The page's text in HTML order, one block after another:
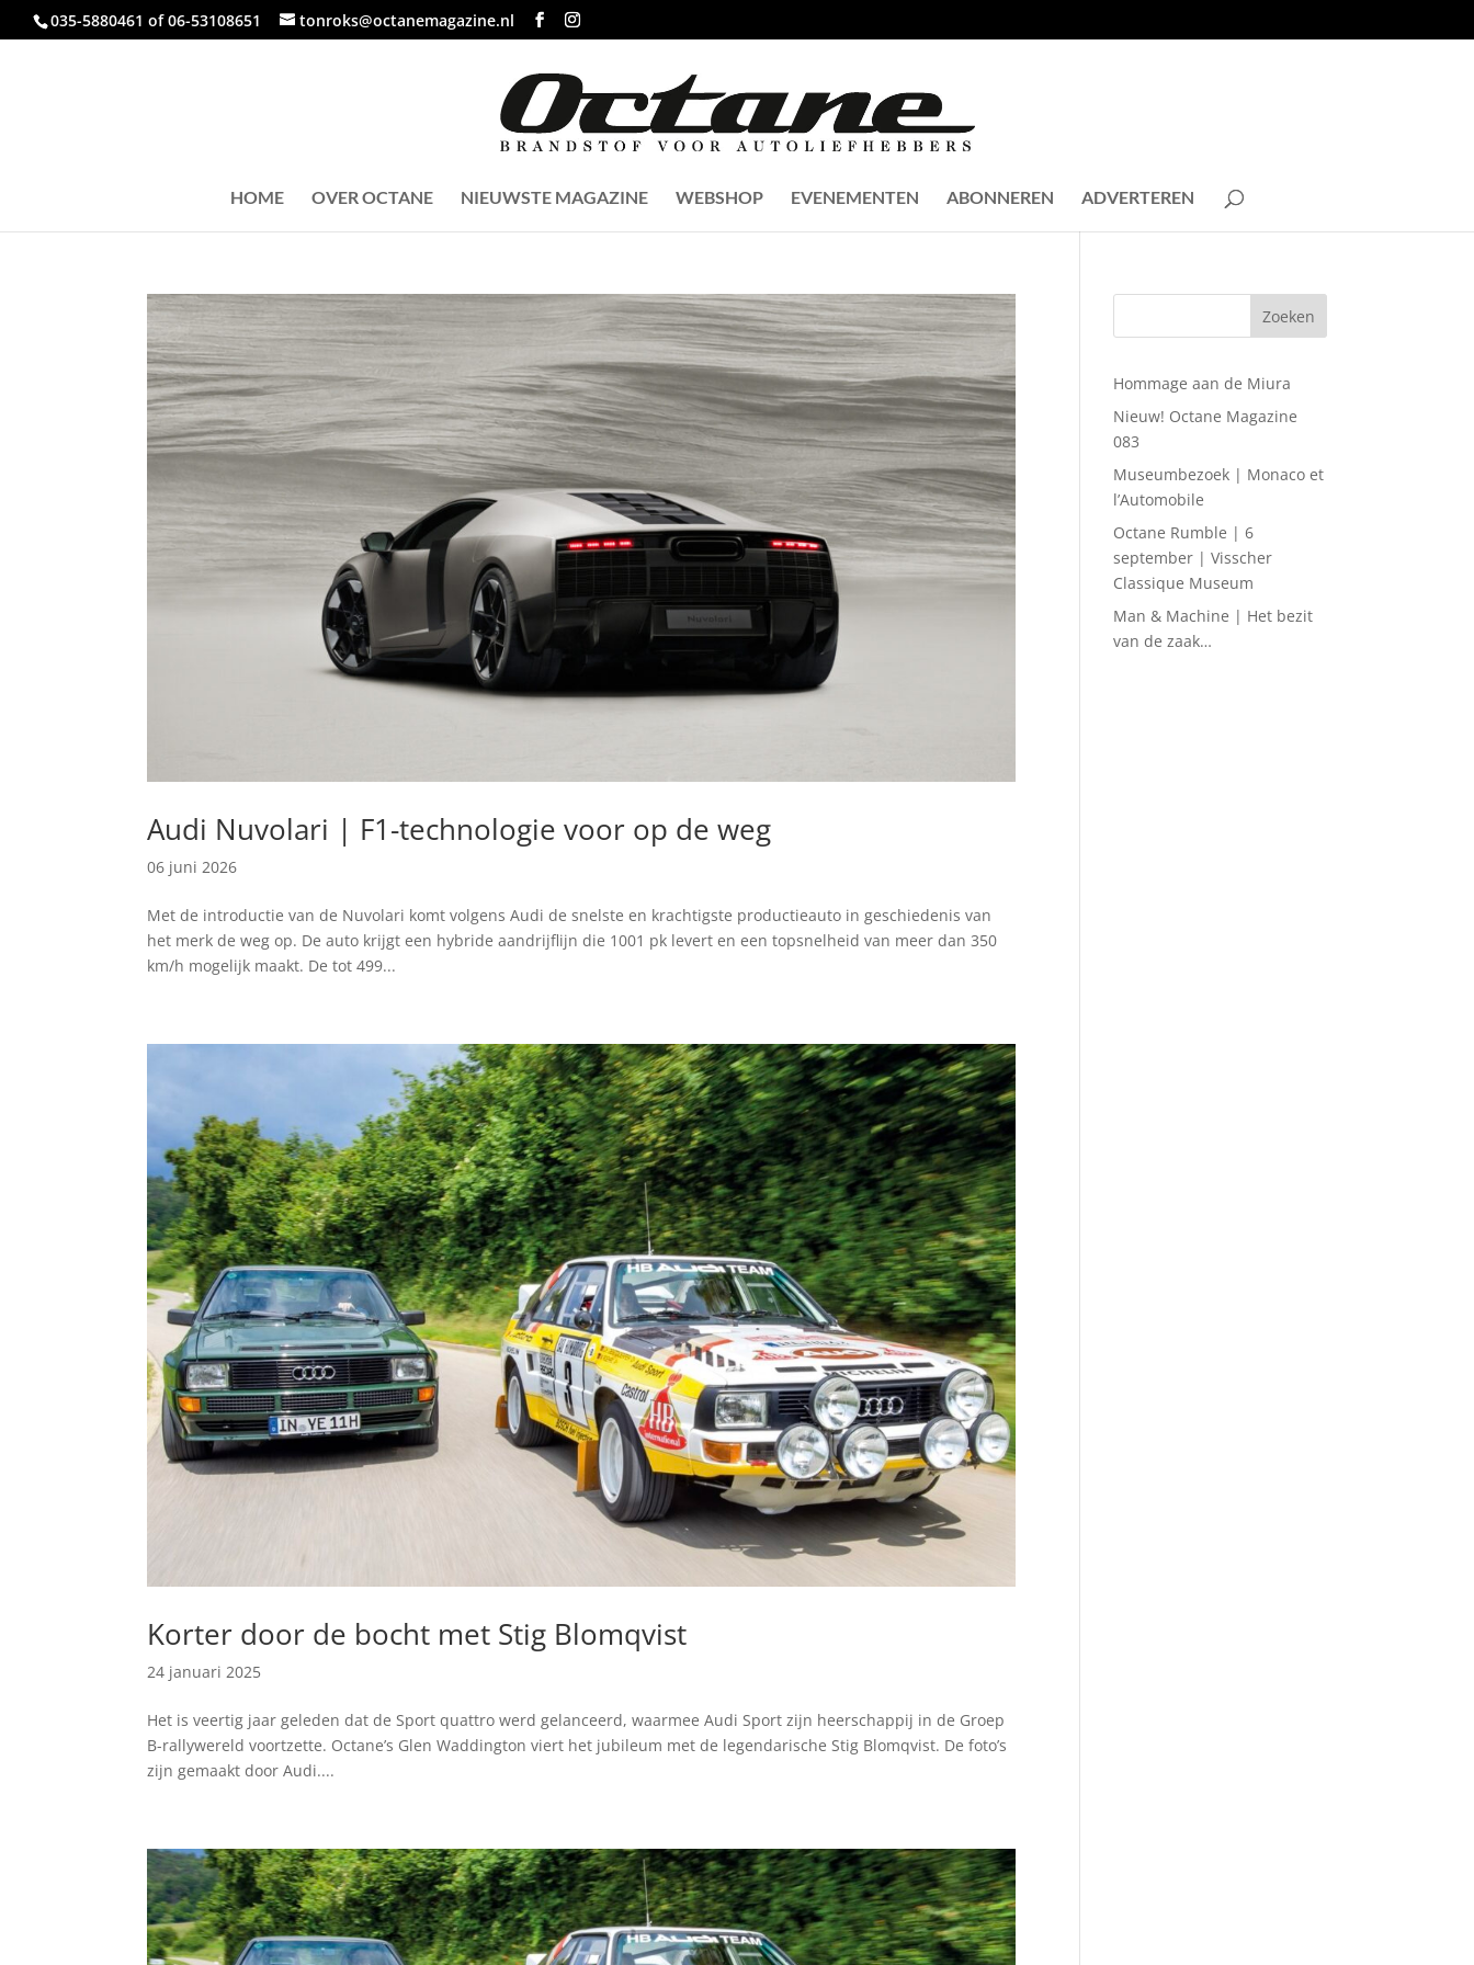
035-5880461 of 06-53108651 tonroks@octanemagazine.nl
HOME OVER OCTANE NIEUWSTE MAGAZINE WEBSHOP EVENEMENTEN ABONNEREN ADVERTEREN
Audi Nuvolari | F1-technologie voor op de weg
06 juni 2026
Met de introductie van de Nuvolari komt volgens Audi de snelste en krachtigste productieauto in geschiedenis van
het merk de weg op. De auto krijgt een hybride aandrijflijn die 1001 pk levert en een topsnelheid van meer dan 350
km/h mogelijk maakt. De tot 499...
Korter door de bocht met Stig Blomqvist
24 januari 2025
Het is veertig jaar geleden dat de Sport quattro werd gelanceerd, waarmee Audi Sport zijn heerschappij in de Groep
B-rallywereld voortzette. Octane’s Glen Waddington viert het jubileum met de legendarische Stig Blomqvist. De foto’s
zijn gemaakt door Audi....
Hommage aan de Miura
Nieuw! Octane Magazine
083
Museumbezoek | Monaco et
l’Automobile
Octane Rumble | 6
september | Visscher
Classique Museum
Man & Machine | Het bezit
van de zaak…